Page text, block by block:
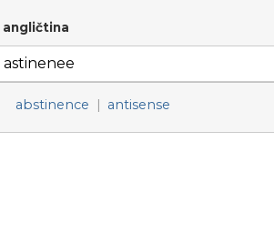
angličtina
abstinence | antisense